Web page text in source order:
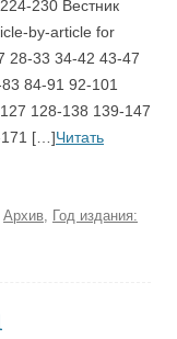
230 Вестник
by-article for
28-33 34-42 43-47
84-91 92-101
128-138 139-147
171 […]Читать
Архив Год издания: